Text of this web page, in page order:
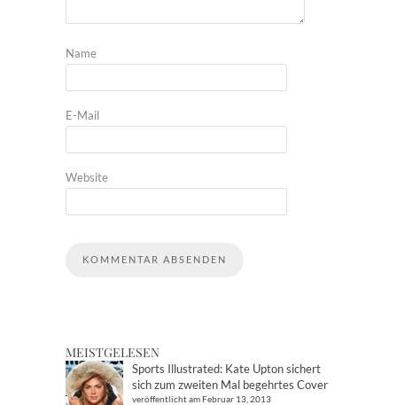
Name
E-Mail
Website
MEISTGELESEN
Sports Illustrated: Kate Upton sichert
sich zum zweiten Mal begehrtes Cover
veröffentlicht am Februar 13, 2013